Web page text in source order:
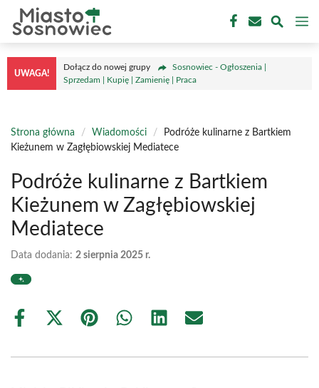
Przejdź
treści
UWAGA!
Dołącz do nowej grupy
Sosnowiec - Ogłoszenia |
Sprzedam | Kupię | Zamienię | Praca
Strona główna / Wiadomości /
Podróże kulinarne z Bartkiem
Kieżunem w Zagłębiowskiej Mediatece
Podróże kulinarne z Bartkiem
Kieżunem w Zagłębiowskiej
Mediatece
Data dodania: 2 sierpnia 2025 r.
Share
Share
(Twitter)
Share Share Share Share